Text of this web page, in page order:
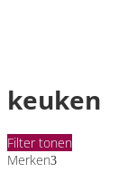
keuken
Filter tonen
Merken